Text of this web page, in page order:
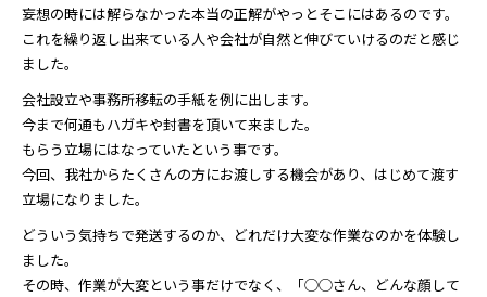
妄想の時には解らなかった本当の正解がやっとそこにはあるのです。
これを繰り返し出来ている人や会社が自然と伸びていけるのだと感じ
ました。
会社設立や事務所移転の手紙を例に出します。
今まで何通もハガキや封書を頂いて来ました。
もらう立場にはなっていたという事です。
今回、我社からたくさんの方にお渡しする機会があり、はじめて渡す
立場になりました。
どういう気持ちで発送するのか、どれだけ大変な作業なのかを体験し
ました。
その時、作業が大変という事だけでなく、「◯◯さん、どんな顔して